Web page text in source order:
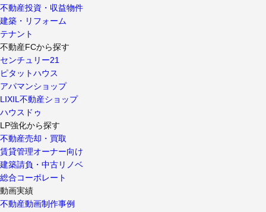
不動産投資・収益物件
建築・リフォーム
テナント
不動産FCから探す
センチュリー21
ピタットハウス
アパマンショップ
LIXIL不動産ショップ
ハウスドゥ
LP強化から探す
不動産売却・買取
賃貸管理オーナー向け
建築請負・中古リノベ
総合コーポレート
動画実績
不動産動画制作事例